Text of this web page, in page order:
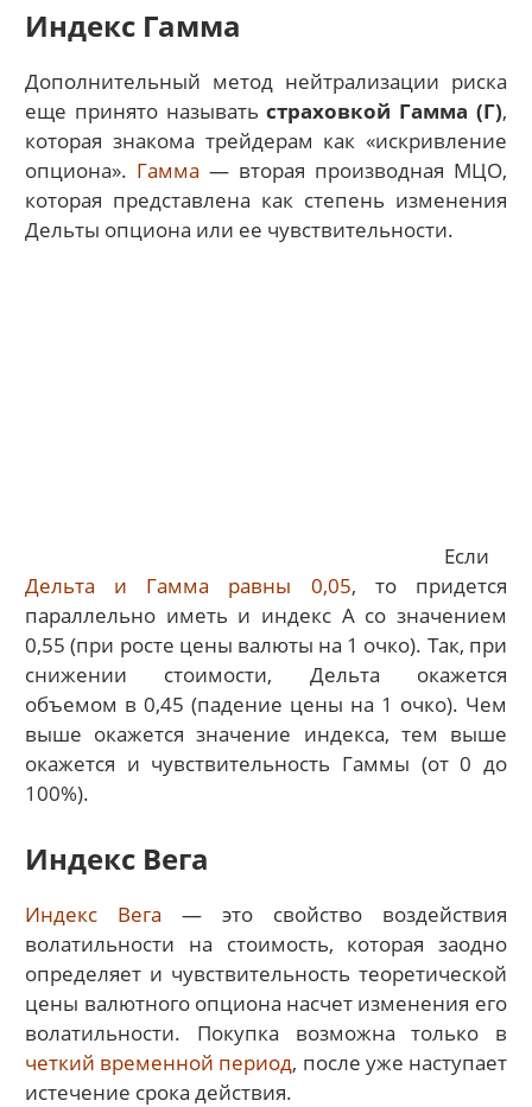
Индекс Гамма
Дополнительный метод нейтрализации риска
еще принято называтьстраховкой Гамма (Г),
которая знакома трейдерам как «искривление
опциона». Гамма — вторая производная МЦО,
которая представлена как степень изменения
Дельты опциона или ее чувствительности.
Если
Дельта и Гамма равны 0,05, то придется
параллельно иметь и индекс А со значением
0,55 (при росте цены валюты на 1 очко). Так, при
снижении стоимости, Дельта окажется
объемом в 0,45 (падение цены на 1 очко). Чем
выше окажется значение индекса, тем выше
окажется и чувствительность Гаммы (от 0 до
100%).
Индекс Вега
Индекс Вега — это свойство воздействия
волатильности на стоимость, которая заодно
определяет и чувствительность теоретической
цены валютного опциона насчет изменения его
волатильности. Покупка возможна только в
четкий временной период, после уже наступает
истечение срока действия.